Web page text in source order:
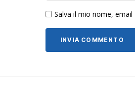
Salva il mio nome,